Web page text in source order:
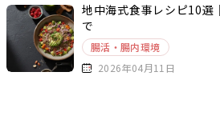
地中海式食事レシピ10選
で
腸活・腸内環境
2026年04月11日